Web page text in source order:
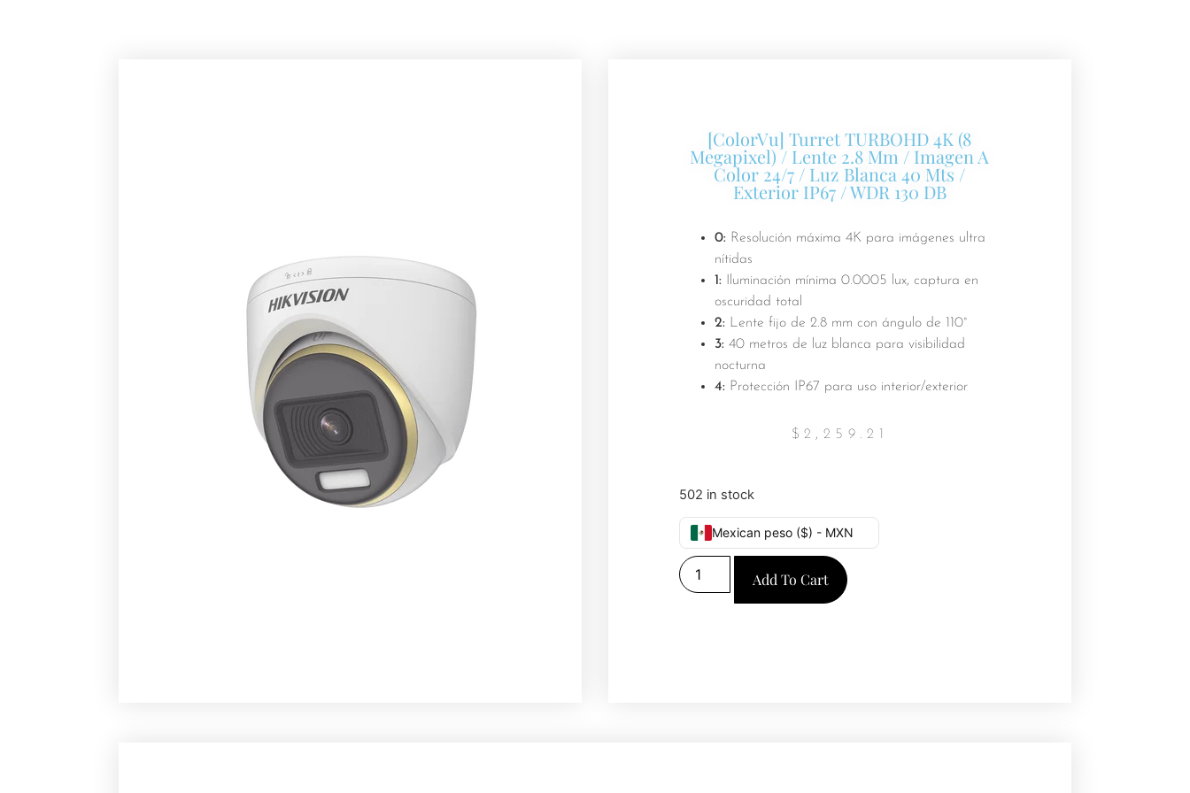
[ColorVu] Turret TURBOHD 4K (8
Megapixel) / Lente 2.8 Mm / Imagen A
Color 24/7 / Luz Blanca 40 Mts /
Exterior IP67 / WDR 130 DB
0: Resolución máxima 4K para imágenes ultra
nítidas
1: Iluminación mínima 0.0005 lux, captura en
oscuridad total
2: Lente fijo de 2.8 mm con ángulo de 110°
3: 40 metros de luz blanca para visibilidad
nocturna
4: Protección IP67 para uso interior/exterior
$ 2,259.21
502 in stock
Mexican peso ($) - MXN
Add To Cart